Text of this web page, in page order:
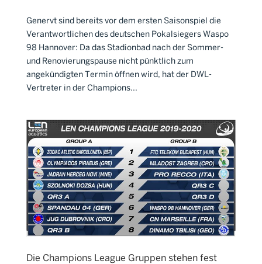
Genervt sind bereits vor dem ersten Saisonspiel die
Verantwortlichen des deutschen Pokalsiegers Waspo
98 Hannover: Da das Stadionbad nach der Sommer-
und Renovierungspause nicht pünktlich zum
angekündigten Termin öffnen wird, hat der DWL-
Vertreter in der Champions...
Die Champions League Gruppen stehen fest